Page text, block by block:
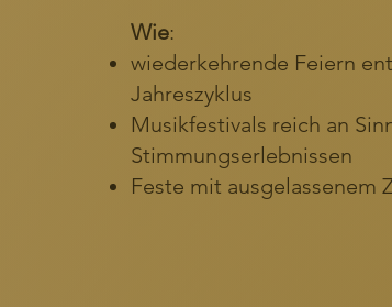
Wie:
wiederkehrende Feiern
Jahreszyklus
Musikfestivals reich an
Stimmungserlebnissen
Feste mit ausgelassenem